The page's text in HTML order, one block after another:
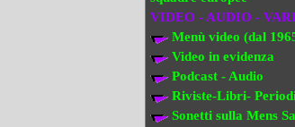
VIDEO - AUDIO -
Menù video (dal
Video in evidenza
Podcast - Audio
Riviste-Libri-
Sonetti sulla Mens